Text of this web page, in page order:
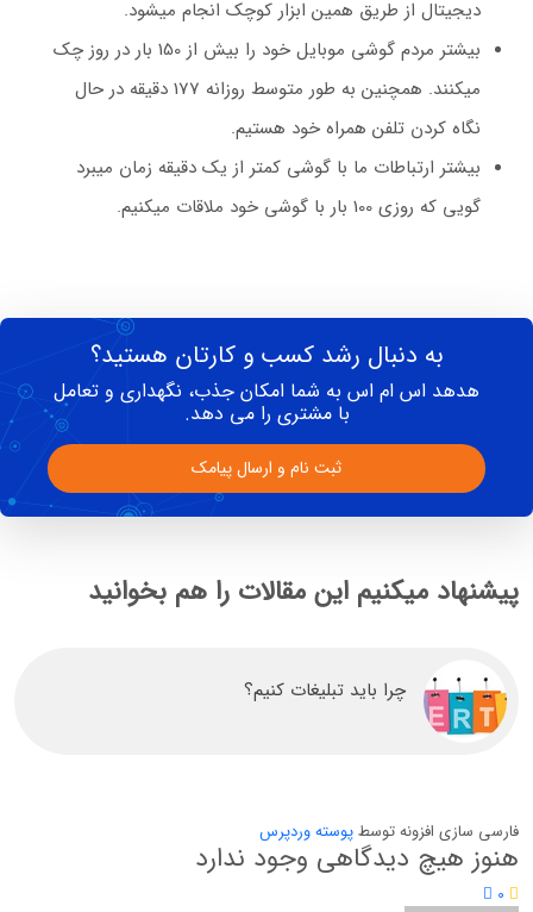
دیجیتال از طریق همین ابزار کوچک انجام میشود.
بیشتر مردم گوشی موبایل خود را بیش از 150 بار در روز چک
میکنند. همچنین به طور متوسط روزانه 177 دقیقه در حال
نگاه کردن تلفن همراه خود هستیم.
بیشتر ارتباطات ما با گوشی کمتر از یک دقیقه زمان میبرد
گویی که روزی 100 بار با گوشی خود ملاقات میکنیم.
به دنبال رشد کسب و کارتان هستید؟
هدهد اس ام اس به شما امکان جذب، نگهداری و تعامل
با مشتری را می دهد.
ثبت نام و ارسال پیامک
پیشنهاد میکنیم این مقالات را هم بخوانید
چرا باید تبلیغات کنیم؟
فارسی سازی افزونه توسطپوسته وردپرس
هنوز هیچ دیدگاهی وجود ندارد
0